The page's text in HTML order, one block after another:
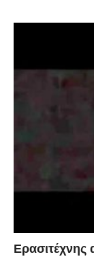
Ερασιτέχνης